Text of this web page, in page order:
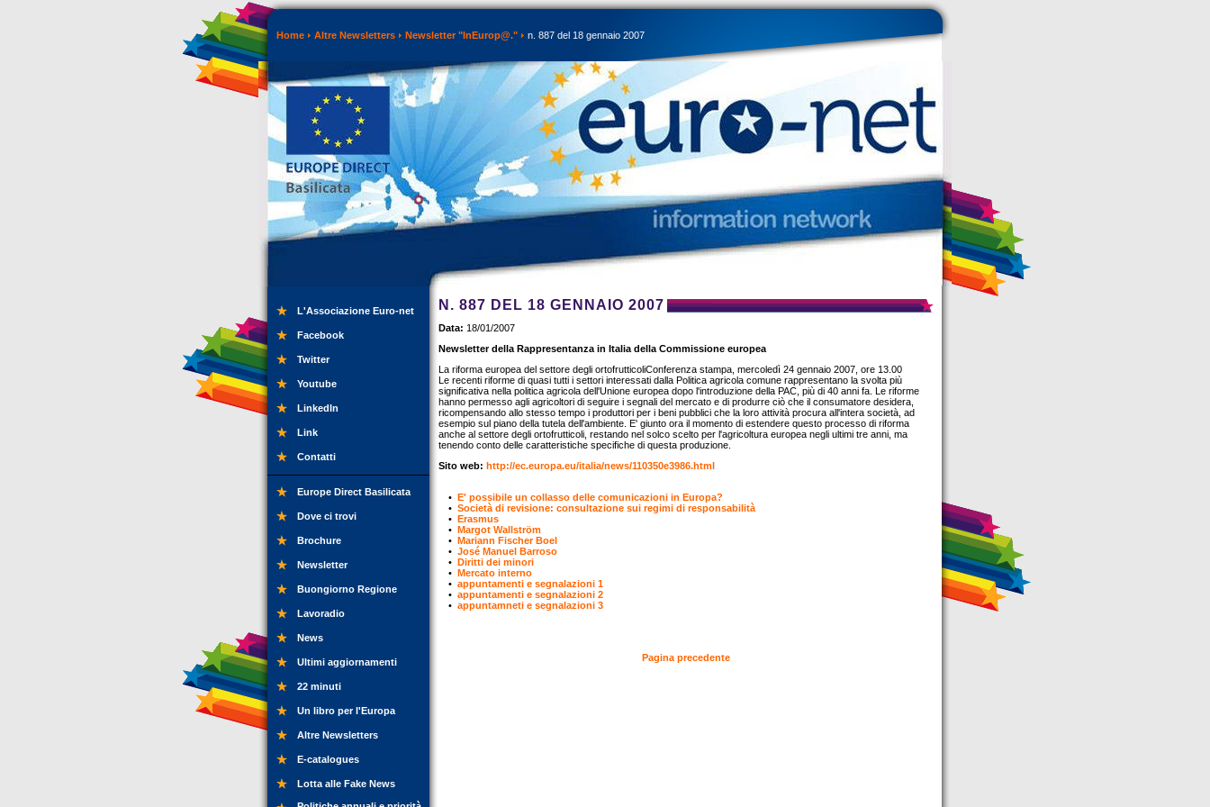
Home Altre Newsletters Newsletter "InEurop@." n. 887 del 18 gennaio 2007
L'Associazione Euro-net
Facebook
Twitter
Youtube
LinkedIn
Link
Contatti
Europe Direct Basilicata
Dove ci trovi
Brochure
Newsletter
Buongiorno Regione
Lavoradio
News
Ultimi aggiornamenti
22 minuti
Un libro per l'Europa
Altre Newsletters
E-catalogues
Lotta alle Fake News
N. 887 DEL 18 GENNAIO 2007
Data: 18/01/2007
Newsletter della Rappresentanza in Italia della Commissione europea
La riforma europea del settore degli ortofrutticoliConferenza stampa, mercoledì 24 gennaio 2007, ore 13.00
Le recenti riforme di quasi tutti i settori interessati dalla Politica agricola comune rappresentano la svolta più
significativa nella politica agricola dell'Unione europea dopo l'introduzione della PAC, più di 40 anni fa. Le riforme
hanno permesso agli agricoltori di seguire i segnali del mercato e di produrre ciò che il consumatore desidera,
ricompensando allo stesso tempo i produttori per i beni pubblici che la loro attività procura all'intera società, ad
esempio sul piano della tutela dell'ambiente. E' giunto ora il momento di estendere questo processo di riforma
anche al settore degli ortofrutticoli, restando nel solco scelto per l'agricoltura europea negli ultimi tre anni, ma
tenendo conto delle caratteristiche specifiche di questa produzione.
Sito web: http://ec.europa.eu/italia/news/110350e3986.html
• E' possibile un collasso delle comunicazioni in Europa?
• Società di revisione: consultazione sui regimi di responsabilità
• Erasmus
• Margot Wallström
• Mariann Fischer Boel
• José Manuel Barroso
• Diritti dei minori
• Mercato interno
• appuntamenti e segnalazioni 1
• appuntamenti e segnalazioni 2
• appuntamneti e segnalazioni 3
Pagina precedente